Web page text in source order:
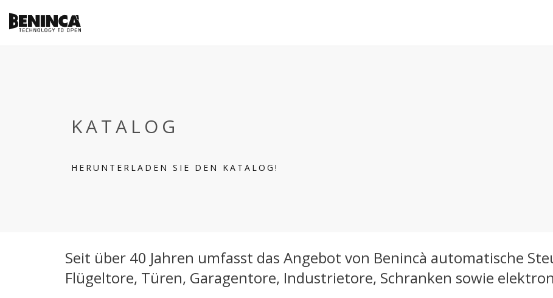
KATALOG
HERUNTERLADEN SIE DEN KATALOG!
Seit über 40 Jahren umfasst das Angebot von Benincà automatische
Flügeltore, Türen, Garagentore, Industrietore, Schranken sowie